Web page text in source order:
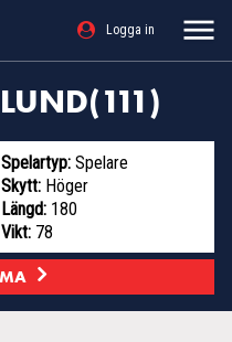
Logga in
Spelartyp: Spelare
Skytt: Höger
Längd: 180
Vikt: 78